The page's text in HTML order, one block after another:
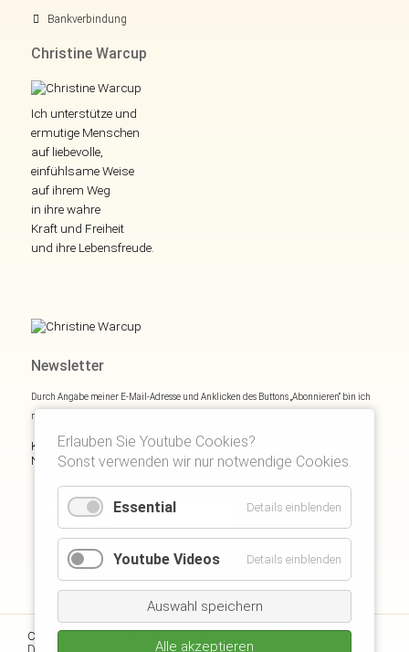
Bankverbindung
Christine Warcup
Ich unterstütze und
ermutige Menschen
auf liebevolle,
einfühlsame Weise
auf ihrem Weg
in ihre wahre
Kraft und Freiheit
und ihre Lebensfreude.
Newsletter
Durch Angabe meiner E-Mail-Adresse und Anklicken des Buttons „Abonnieren“ bin ich
mich mit
Kostenloses E- und Audiobook & monatliche Inspirationen via
Newsletter:
Copyright © 2026 Christine Warcup | Kontakt Impressum
Erlauben Sie Youtube Cookies?
Sonst verwenden wir nur notwendige Cookies.
Essential Details einblenden
Youtube Videos Details einblenden
Auswahl speichern
Alle akzeptieren